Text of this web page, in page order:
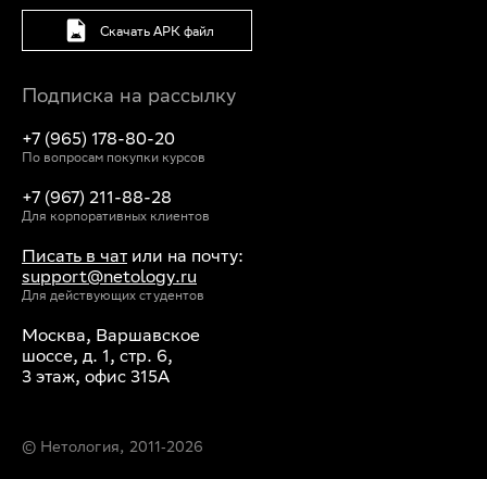
Скачать APK файл
Подписка на рассылку
+7 (965) 178-80-20
По вопросам покупки курсов
+7 (967) 211-88-28
Для корпоративных клиентов
Писать в чат или на почту:
support@netology.ru
Для действующих студентов
Москва, Варшавское
шоссе, д. 1, стр. 6,
3 этаж, офис 315А
© Нетология, 2011‐2026